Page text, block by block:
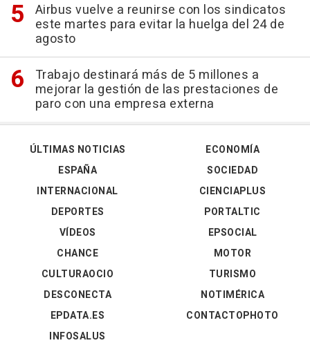
Airbus vuelve a reunirse con los sindicatos
este martes para evitar la huelga del 24 de
agosto
Trabajo destinará más de 5 millones a
mejorar la gestión de las prestaciones de
paro con una empresa externa
ÚLTIMAS NOTICIAS
ESPAÑA
INTERNACIONAL
DEPORTES
VÍDEOS
ECONOMÍA
SOCIEDAD
CIENCIAPLUS
PORTALTIC
EPSOCIAL
CHANCE
CULTURAOCIO
DESCONECTA
EPDATA.ES
INFOSALUS
MOTOR
TURISMO
NOTIMÉRICA
CONTACTOPHOTO